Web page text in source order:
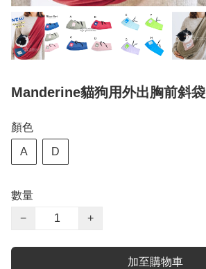
Manderine貓狗用外出胸前斜袋
顏色
A D
數量
−
+
加至購物車